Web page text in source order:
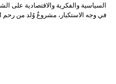
السياسية والفكرية والاقتصادية على
في وجه الاستكبار، مشروعٌ وُلد من رحم